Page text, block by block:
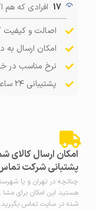
17 افرادی که هم
اصالت و کیفیت
امکان ارسال
نرخ مناسب در
پشتیبانی ۲۴ ساعته
امکان ارسال کالای
پشتبانی شرکت
چنانچه در تهران و یا
هستید این امکان برای مشا
شده در سایت تماس بگیرید.